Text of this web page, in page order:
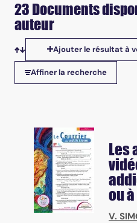
23 Documents
auteur
Tris disponibles
Ajouter le résultat à
Affiner la recherche
Les
ou
V.